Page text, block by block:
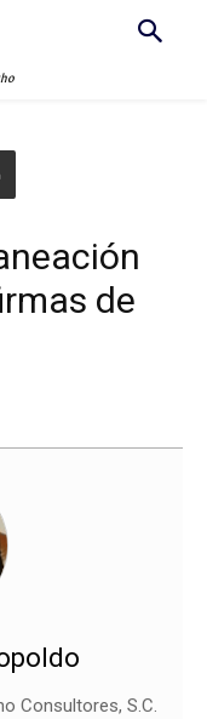
de
Consultores, S.C.